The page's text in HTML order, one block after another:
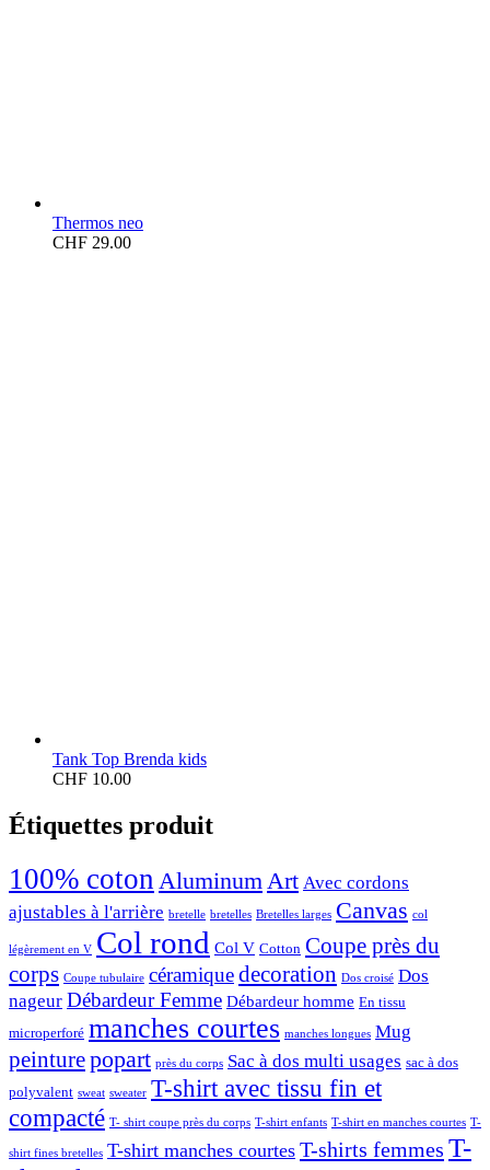
Thermos neo
CHF 29.00
Tank Top Brenda kids
CHF 10.00
Étiquettes produit
100% coton Aluminum Art Avec cordons
ajustables à l'arrière bretelle bretelles Bretelles larges Canvas col
légèrement en V Col rond Col V Cotton Coupe près du
corps Coupe tubulaire céramiquedecoration Dos croisé Dos
nageur Débardeur Femme Débardeur homme En tissu
microperforé manches courtes manches longues Mug
peinturepopart près du corps Sac à dos multi usages sac à dos
polyvalent sweat sweater T-shirt avec tissu fin et
compacté T- shirt coupe près du corps T-shirt enfants T-shirt en manches courtes T-
shirt fines bretelles T-shirt manches courtes T-shirts femmes T-